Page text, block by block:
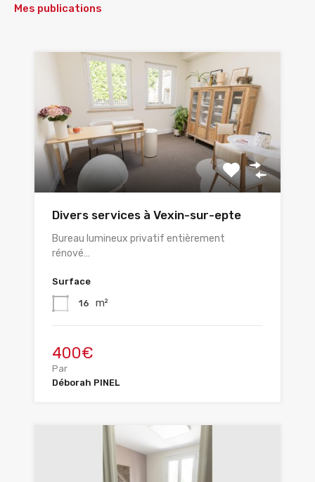
Mes publications
Divers services à Vexin-sur-epte
Bureau lumineux privatif entièrement
rénové…
Surface
16 m²
400€
Par
Déborah PINEL